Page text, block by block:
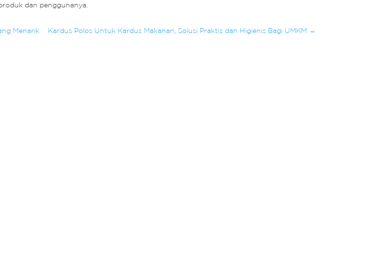
dan penggunanya.
Menarik Kardus Polos Untuk Kardus Makanan, Solusi Praktis dan Higienis Bagi UMKM →